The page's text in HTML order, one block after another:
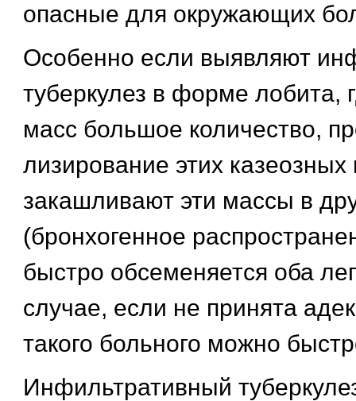
опасные для окружающих
Особенно если выявляют
туберкулез в форме лобита,
масс большое количество,
лизирование этих
закашливают эти массы в
(бронхогенное
быстро обсеменяется оба
случае, если не принята
такого больного можно
Инфильтративный